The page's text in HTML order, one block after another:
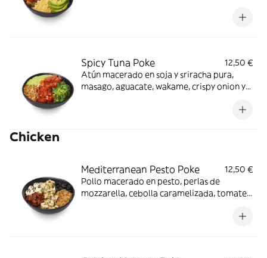
Spicy Tuna Poke
12,50 €
Atún macerado en soja y sriracha pura,
masago, aguacate, wakame, crispy onion y
Chicken
Mediterranean Pesto Poke
12,50 €
Pollo macerado en pesto, perlas de
mozzarella, cebolla caramelizada, tomate